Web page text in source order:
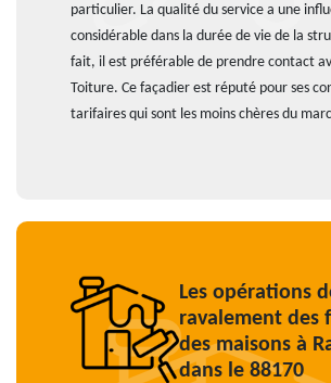
particulier. La qualité du service a une
considérable dans la durée de vie de la
fait, il est préférable de prendre contact
Toiture. Ce façadier est réputé pour ses
tarifaires qui sont les moins chères du
Les opérations
ravalement des
des maisons à
dans le 88170